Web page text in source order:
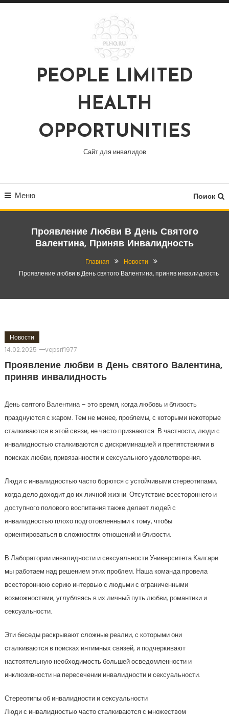
Перейти
PEOPLE LIMITED
HEALTH
OPPORTUNITIES
Сайт для инвалидов
Меню Поиск
Проявление Любви В День Святого
Валентина, Приняв Инвалидность
Главная
Новости
Проявление любви в День святого Валентина, приняв инвалидность
Новости
14.02.2025
vepsrf1977
Проявление любви в День святого Валентина,
приняв инвалидность
День святого Валентина – это время, когда любовь и близость
празднуются с жаром. Тем не менее, проблемы, с которыми некоторые
сталкиваются в этой связи, не часто признаются. В частности, люди с
инвалидностью сталкиваются с дискриминацией и препятствиями в
поисках любви, привязанности и сексуального удовлетворения.
Люди с инвалидностью часто борются с устойчивыми стереотипами,
когда дело доходит до их личной жизни. Отсутствие всестороннего и
доступного полового воспитания также делает людей с
инвалидностью плохо подготовленными к тому, чтобы
ориентироваться в сложностях отношений и близости.
В Лаборатории инвалидности и сексуальности Университета Калгари
мы работаем над решением этих проблем. Наша команда провела
всестороннюю серию интервью с людьми с ограниченными
возможностями, углубляясь в их личный путь любви, романтики и
сексуальности.
Эти беседы раскрывают сложные реалии, с которыми они
сталкиваются в поисках интимных связей, и подчеркивают
настоятельную необходимость большей осведомленности и
инклюзивности на пересечении инвалидности и сексуальности.
Стереотипы об инвалидности и сексуальности
Люди с инвалидностью часто сталкиваются с множеством